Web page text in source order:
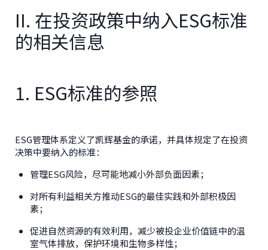
II. 在投资政策中纳入ESG标准
的相关信息
1. ESG标准的参照
ESG管理体系定义了凯辉基金的承诺，并具体规定了在投资
决策中要纳入的标准：
管理ESG风险，尽可能地减小外部负面因素；
对所有利益相关方推动ESG的最佳实践和外部积极因
素；
促进自然资源的有效利用，减少被投企业价值链中的温
室气体排放，保护环境和生物多样性；